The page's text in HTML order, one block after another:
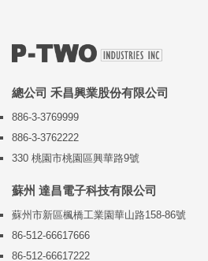
總公司 禾昌興業股份有限公司
886-3-3769999
886-3-3762222
330 桃園市桃園區興華路9號
蘇州 達昌電子科技有限公司
蘇州市新區楓橋工業園華山路158-86號
86-512-66617666
86-512-66617222